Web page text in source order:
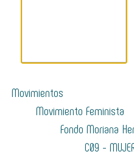
Movimientos
Movimiento Feminista
Fondo Moriana
C09 -